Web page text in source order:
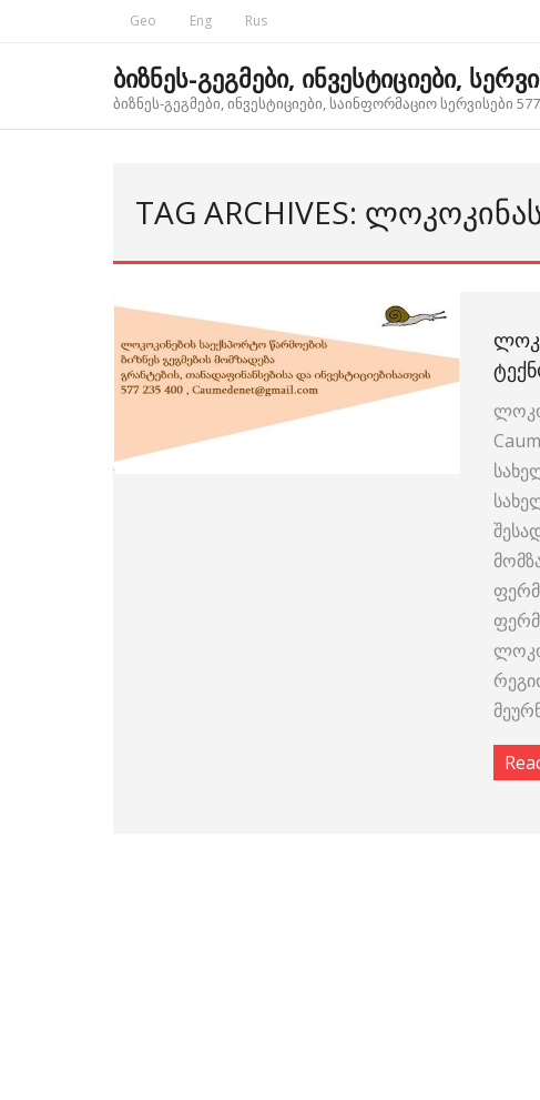
Geo Eng Rus
ბიზნეს-გეგმები, ინვესტიციები,
ბიზნეს-გეგმები, ინვესტიციები, საინფორმაციო სერვისები
TAG ARCHIVES: